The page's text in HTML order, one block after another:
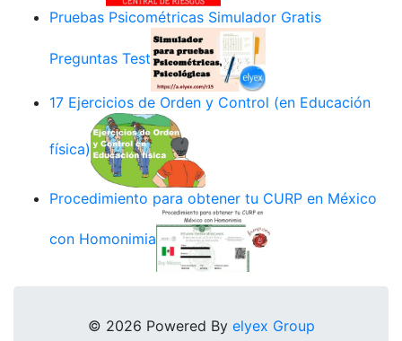
Pruebas Psicométricas Simulador Gratis
Preguntas Test
17 Ejercicios de Orden y Control (en Educación
física)
Procedimiento para obtener tu CURP en México
con Homonimia
© 2026 Powered By elyex Group